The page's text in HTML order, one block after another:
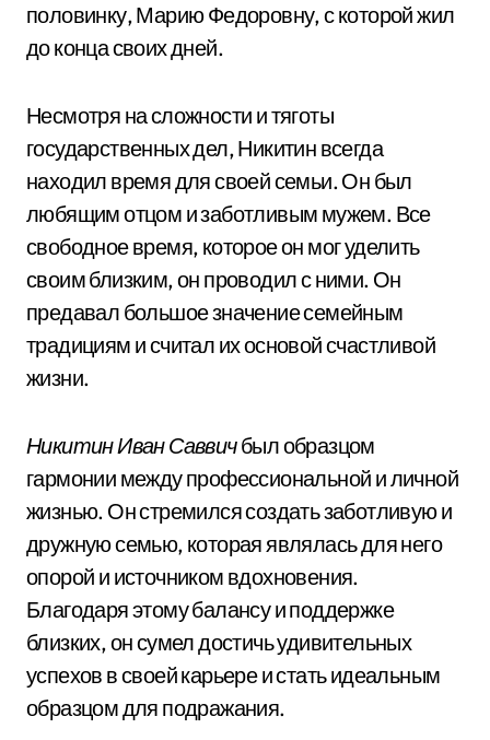
половинку, Марию Федоровну, с которой жил
до конца своих дней.
Несмотря на сложности и тяготы
государственных дел, Никитин всегда
находил время для своей семьи. Он был
любящим отцом и заботливым мужем. Все
свободное время, которое он мог уделить
своим близким, он проводил с ними. Он
предавал большое значение семейным
традициям и считал их основой счастливой
жизни.
Никитин Иван Саввичбыл образцом
гармонии между профессиональной и личной
жизнью. Он стремился создать заботливую и
дружную семью, которая являлась для него
опорой и источником вдохновения.
Благодаря этому балансу и поддержке
близких, он сумел достичь удивительных
успехов в своей карьере и стать идеальным
образцом для подражания.